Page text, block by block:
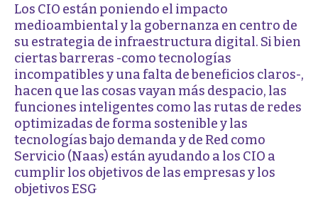
Los CIO están poniendo el impacto
medioambiental y la gobernanza en centro de
su estrategia de infraestructura digital. Si bien
ciertas barreras -como tecnologías
incompatibles y una falta de beneficios claros-,
hacen que las cosas vayan más despacio, las
funciones inteligentes como las rutas de redes
optimizadas de forma sostenible y las
tecnologías bajo demanda y de Red como
Servicio (Naas) están ayudando a los CIO a
cumplir los objetivos de las empresas y los
objetivos ESG